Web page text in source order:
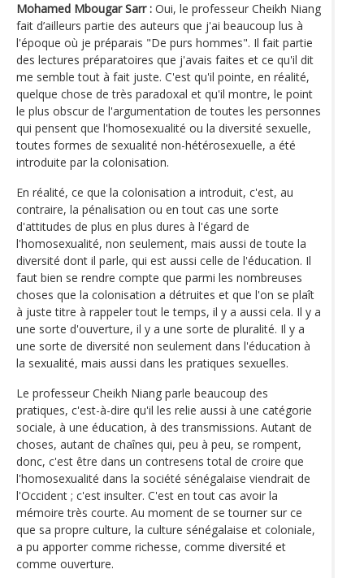
Mohamed Mbougar Sarr : Oui, le professeur Cheikh Niang
fait d’ailleurs partie des auteurs que j'ai beaucoup lus à
l'époque où je préparais "De purs hommes". Il fait partie
des lectures préparatoires que j'avais faites et ce qu'il dit
me semble tout à fait juste. C'est qu'il pointe, en réalité,
quelque chose de très paradoxal et qu'il montre, le point
le plus obscur de l'argumentation de toutes les personnes
qui pensent que l'homosexualité ou la diversité sexuelle,
toutes formes de sexualité non-hétérosexuelle, a été
introduite par la colonisation.
En réalité, ce que la colonisation a introduit, c'est, au
contraire, la pénalisation ou en tout cas une sorte
d'attitudes de plus en plus dures à l'égard de
l'homosexualité, non seulement, mais aussi de toute la
diversité dont il parle, qui est aussi celle de l'éducation. Il
faut bien se rendre compte que parmi les nombreuses
choses que la colonisation a détruites et que l'on se plaît
à juste titre à rappeler tout le temps, il y a aussi cela. Il y a
une sorte d'ouverture, il y a une sorte de pluralité. Il y a
une sorte de diversité non seulement dans l'éducation à
la sexualité, mais aussi dans les pratiques sexuelles.
Le professeur Cheikh Niang parle beaucoup des
pratiques, c'est-à-dire qu'il les relie aussi à une catégorie
sociale, à une éducation, à des transmissions. Autant de
choses, autant de chaînes qui, peu à peu, se rompent,
donc, c'est être dans un contresens total de croire que
l'homosexualité dans la société sénégalaise viendrait de
l'Occident ; c'est insulter. C'est en tout cas avoir la
mémoire très courte. Au moment de se tourner sur ce
que sa propre culture, la culture sénégalaise et coloniale,
a pu apporter comme richesse, comme diversité et
comme ouverture.